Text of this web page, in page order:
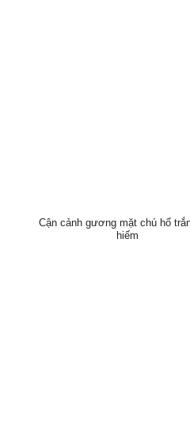
Cận cảnh gương mặt chú hổ
hiếm